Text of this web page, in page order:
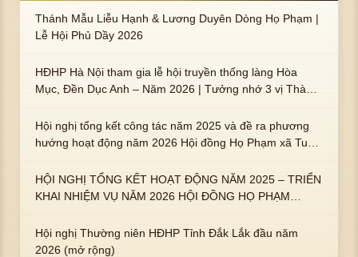
Thánh Mẫu Liễu Hạnh & Lương Duyên Dòng Họ Phạm |
Lễ Hội Phủ Dầy 2026
HĐHP Hà Nội tham gia lễ hội truyền thống làng Hòa
Mục, Đền Dục Anh – Năm 2026 | Tưởng nhớ 3 vị Thành
trai : ngài Phạm Huy, Phạm Miện
Hội nghị tổng kết công tác năm 2025 và đề ra phương
hướng hoạt động năm 2026 Hội đồng Họ Phạm xã Tuy
HỘI NGHỊ TỔNG KẾT HOẠT ĐỘNG NĂM 2025 – TRIỂN
KHAI NHIỆM VỤ NĂM 2026 HỘI ĐỒNG HỌ PHẠM
Hội nghị Thường niên HĐHP Tỉnh Đắk Lắk đầu năm
2026 (mở rộng)